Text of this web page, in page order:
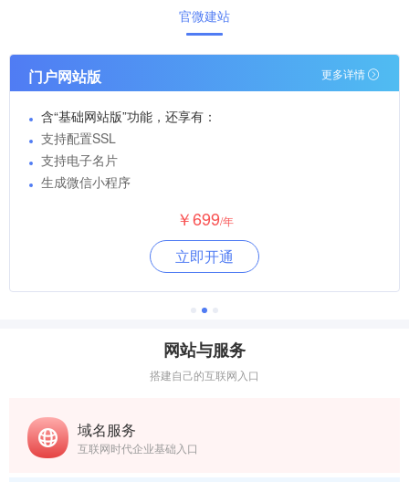
官微建站
门户网站版 更多详情
含“基础网站版”功能，还享有：
支持配置SSL
支持电子名片
生成微信小程序
￥699/年
立即开通
网站与服务
搭建自己的互联网入口
域名服务
互联网时代企业基础入口